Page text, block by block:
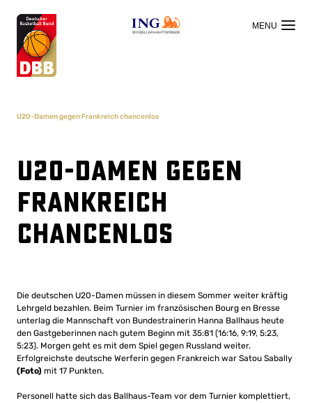
OFFIZIELLER HAUPTSPONSOR
U20-Damen gegen Frankreich chancenlos
U20-Damen gegen
Frankreich
chancenlos
Die deutschen U20-Damen müssen in diesem Sommer weiter kräftig
Lehrgeld bezahlen. Beim Turnier im französischen Bourg en Bresse
unterlag die Mannschaft von Bundestrainerin Hanna Ballhaus heute
den Gastgeberinnen nach gutem Beginn mit 35:81 (16:16, 9:19, 5:23,
5:23). Morgen geht es mit dem Spiel gegen Russland weiter.
Erfolgreichste deutsche Werferin gegen Frankreich war Satou Sabally
(Foto) mit 17 Punkten.
Personell hatte sich das Ballhaus-Team vor dem Turnier komplettiert,